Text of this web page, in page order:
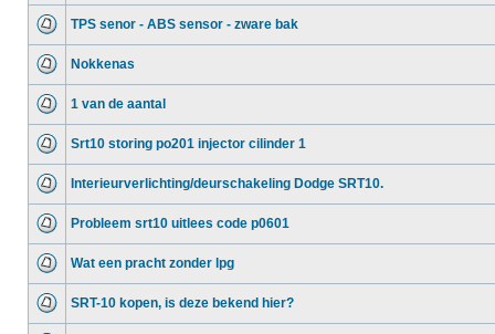
TPS senor - ABS sensor - zware bak
Nokkenas
1 van de aantal
Srt10 storing po201 injector cilinder 1
Interieurverlichting/deurschakeling Dodge SRT10.
Probleem srt10 uitlees code p0601
Wat een pracht zonder lpg
SRT-10 kopen, is deze bekend hier?